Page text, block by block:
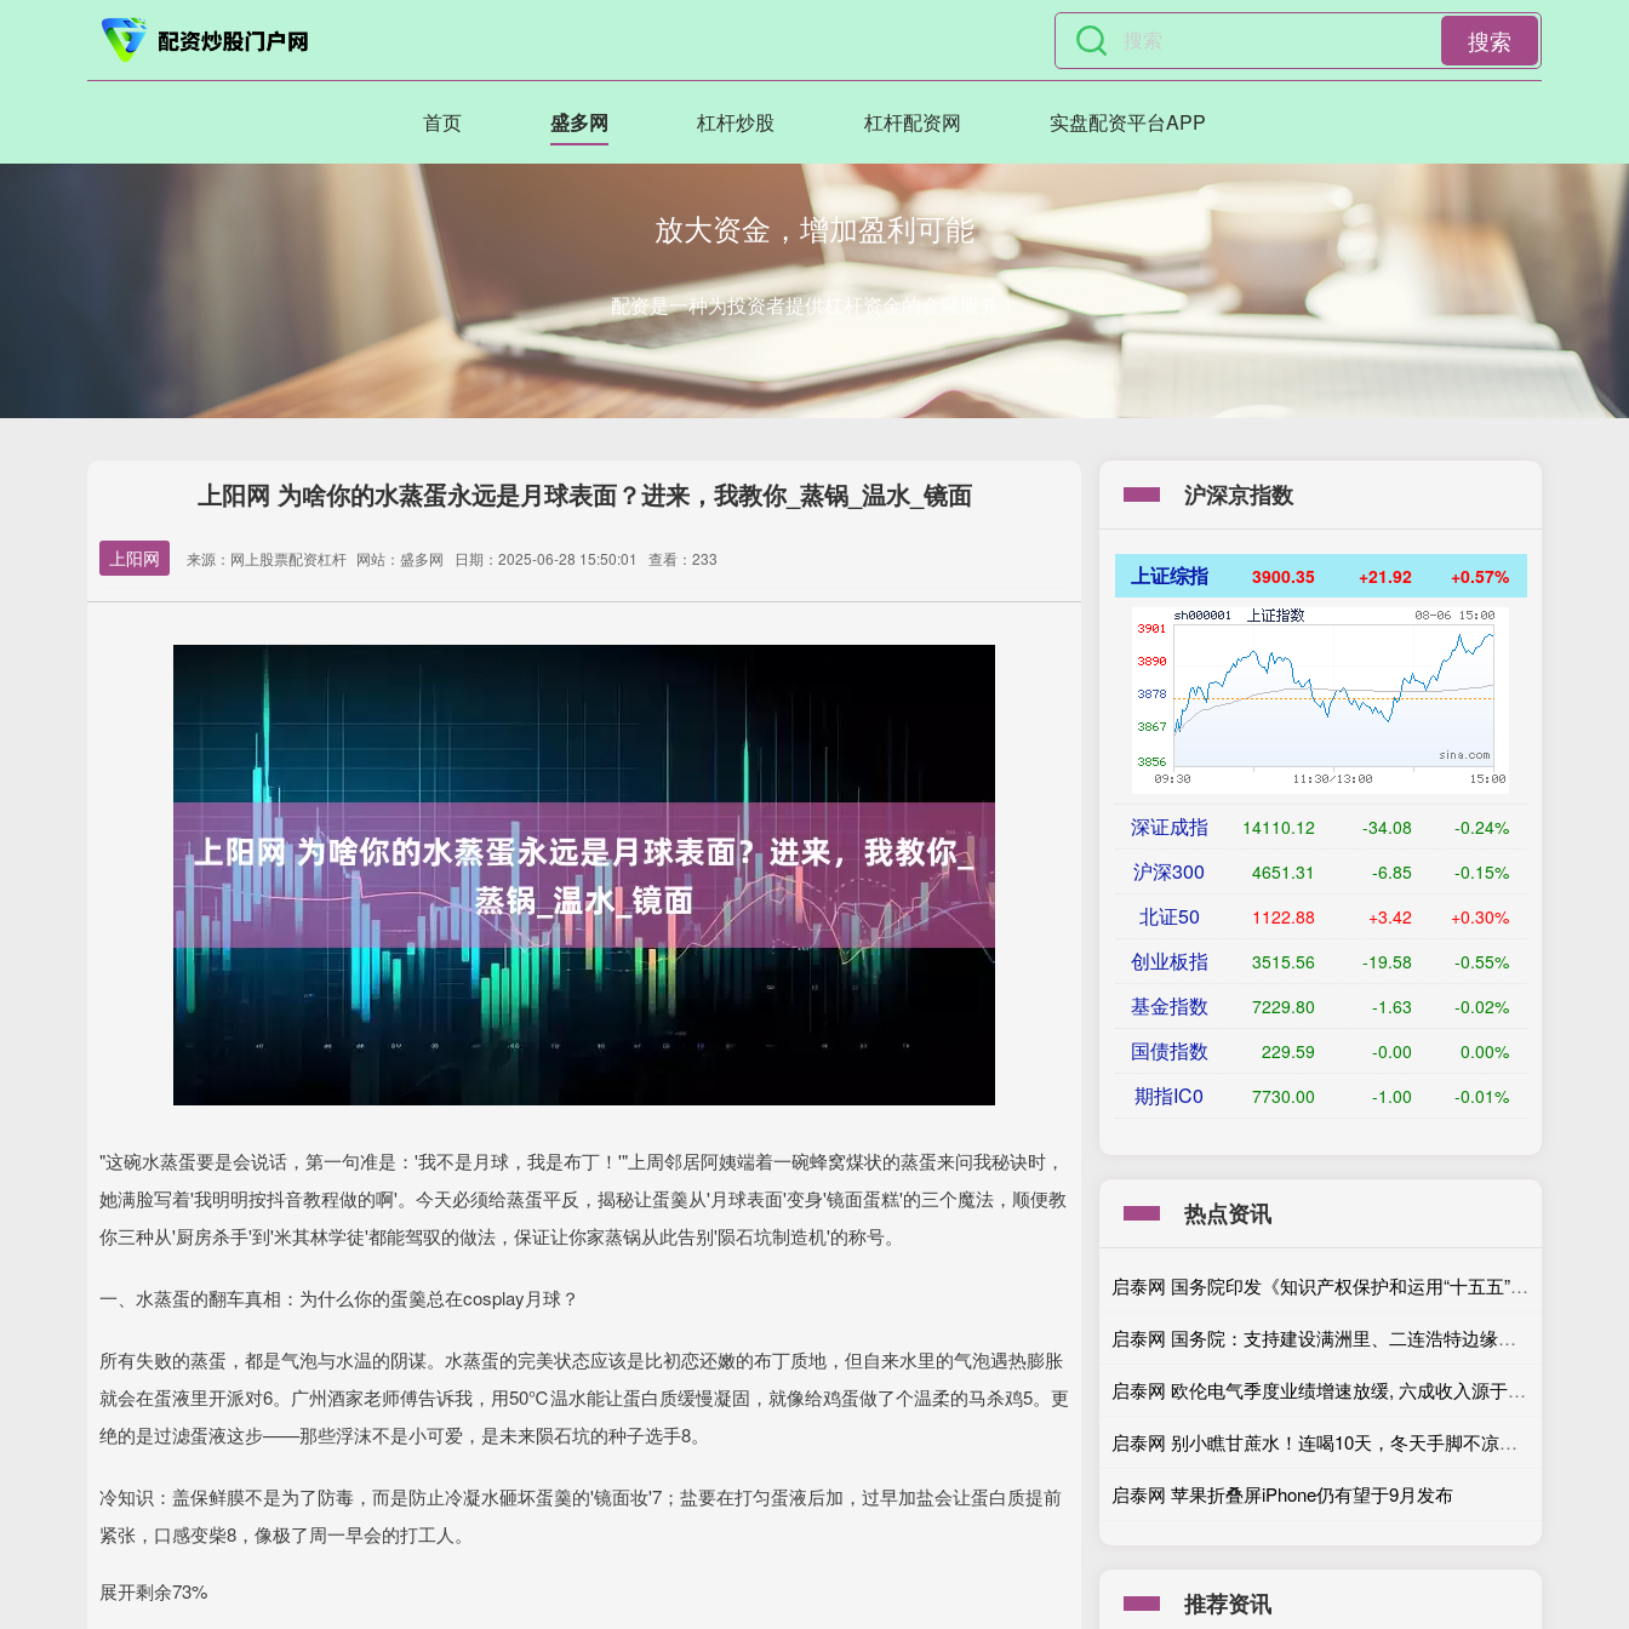
搜索
首页 盛多网 杠杆炒股 杠杆配资网 实盘配资平台APP
放大资金，增加盈利可能
配资是一种为投资者提供杠杆资金的金融服务！
上阳网 为啥你的水蒸蛋永远是月球表面？进来，我教你_蒸锅_温水_镜面
上阳网 来源：网上股票配资杠杆 网站：盛多网 日期：2025-06-28 15:50:01 查看：233
"这碗水蒸蛋要是会说话，第一句准是：'我不是月球，我是布丁！'"上周邻居阿姨端着一碗蜂窝煤状的蒸蛋来问我秘诀时，
她满脸写着'我明明按抖音教程做的啊'。今天必须给蒸蛋平反，揭秘让蛋羹从'月球表面'变身'镜面蛋糕'的三个魔法，顺便教
你三种从'厨房杀手'到'米其林学徒'都能驾驭的做法，保证让你家蒸锅从此告别'陨石坑制造机'的称号。
一、水蒸蛋的翻车真相：为什么你的蛋羹总在cosplay月球？
所有失败的蒸蛋，都是气泡与水温的阴谋。水蒸蛋的完美状态应该是比初恋还嫩的布丁质地，但自来水里的气泡遇热膨胀
就会在蛋液里开派对6。广州酒家老师傅告诉我，用50℃温水能让蛋白质缓慢凝固，就像给鸡蛋做了个温柔的马杀鸡5。更
绝的是过滤蛋液这步——那些浮沫不是小可爱，是未来陨石坑的种子选手8。
冷知识：盖保鲜膜不是为了防毒，而是防止冷凝水砸坏蛋羹的'镜面妆'7；盐要在打匀蛋液后加，过早加盐会让蛋白质提前
紧张，口感变柴8，像极了周一早会的打工人。
展开剩余73%
沪深京指数
上证综指 3900.35 +21.92 +0.57%
深证成指 14110.12 -34.08 -0.24%
沪深300 4651.31 -6.85 -0.15%
北证50 1122.88 +3.42 +0.30%
创业板指 3515.56 -19.58 -0.55%
基金指数 7229.80 -1.63 -0.02%
国债指数 229.59 -0.00 0.00%
期指IC0 7730.00 -1.00 -0.01%
热点资讯
启泰网 国务院印发《知识产权保护和运用“十五五”规划》
启泰网 国务院：支持建设满洲里、二连浩特边缘算力中心
启泰网 欧伦电气季度业绩增速放缓, 六成收入源于境外, 关联交易存疑点
启泰网 别小瞧甘蔗水！连喝10天，冬天手脚不凉皮肤不痒，全家抢着想喝
启泰网 苹果折叠屏iPhone仍有望于9月发布
推荐资讯